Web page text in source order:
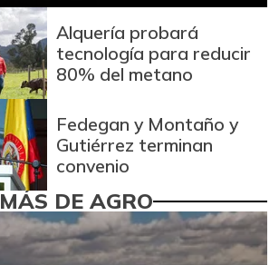
Alquería probará
tecnología para reducir
80% del metano
Fedegan y Montaño y
Gutiérrez terminan
convenio
MÁS DE AGRO